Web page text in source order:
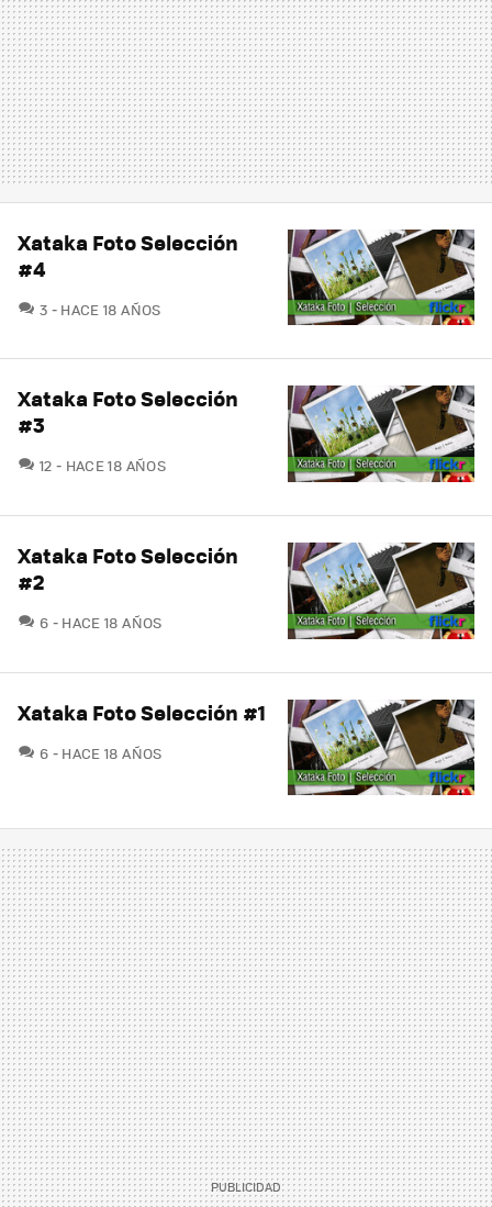
Xataka Foto Selección
#4
3 COMENTARIOS
HACE 18 AÑOS
Xataka Foto Selección
#3
12 COMENTARIOS
HACE 18 AÑOS
Xataka Foto Selección
#2
6 COMENTARIOS
HACE 18 AÑOS
Xataka Foto Selección #1
6 COMENTARIOS
HACE 18 AÑOS